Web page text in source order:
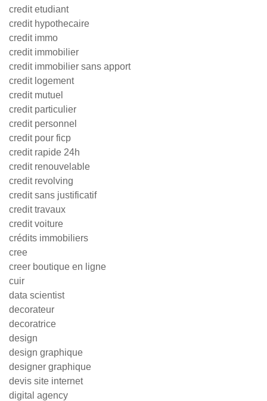
credit etudiant
credit hypothecaire
credit immo
credit immobilier
credit immobilier sans apport
credit logement
credit mutuel
credit particulier
credit personnel
credit pour ficp
credit rapide 24h
credit renouvelable
credit revolving
credit sans justificatif
credit travaux
credit voiture
crédits immobiliers
cree
creer boutique en ligne
cuir
data scientist
decorateur
decoratrice
design
design graphique
designer graphique
devis site internet
digital agency